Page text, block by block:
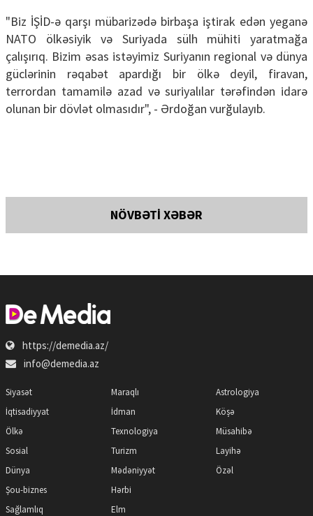
"Biz İŞİD-ə qarşı mübarizədə birbaşa iştirak edən yeganə
NATO ölkəsiyik və Suriyada sülh mühiti yaratmağa
çalışırıq. Bizim əsas istəyimiz Suriyanın regional və dünya
güclərinin rəqabət apardığı bir ölkə deyil, firavan,
terrordan tamamilə azad və suriyalılar tərəfindən idarə
olunan bir dövlət olmasıdır", - Ərdoğan vurğulayıb.
NÖVBƏTİ XƏBƏR
https://demedia.az/
info@demedia.az
Siyasət
İqtisadiyyat
Ölkə
Sosial
Dünya
Şou-biznes
Sağlamlıq
Maraqlı
İdman
Texnologiya
Turizm
Mədəniyyət
Hərbi
Elm
Astrologiya
Köşə
Müsahibə
Layihə
Özəl